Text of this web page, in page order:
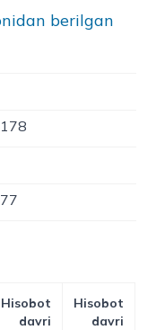
berilgan
Hisobot
davri
Hisobot
davri